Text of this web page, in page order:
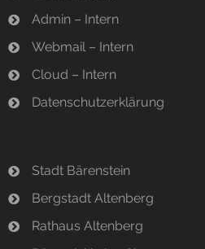
Admin – Intern
Webmail – Intern
Cloud – Intern
Datenschutzerklärung
Stadt Bärenstein
Bergstadt Altenberg
Rathaus Altenberg